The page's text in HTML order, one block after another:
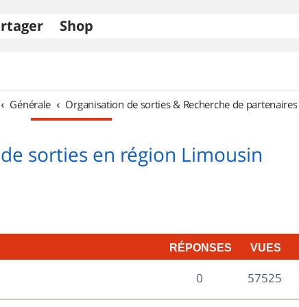
Shop
Générale Organisation de sorties & Recherche de partenaires
sorties en région Limousin
RÉPONSES VUES
0R
é
57525V
u